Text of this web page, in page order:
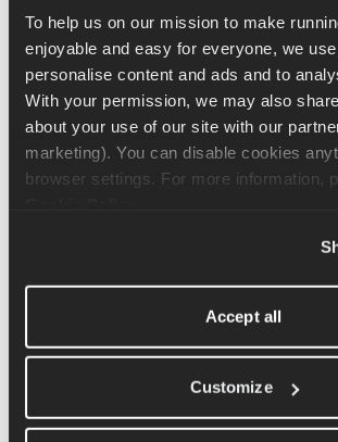
To help us on our mission to make
enjoyable and easy for everyone, we
personalise content and ads and to
With your permission, we may also
about your use of our site with our
marketing). You can disable cookies
Accept all
Customize
confortavelmente na sua mão sem
Opções de armazenamento: Alguns
bolsas com zíper para géis, chaves ou um
Acesso rápido à água: Você não
cinto - basta apertar e beber enquanto
Se você estiver correndo em clima quente ou
Shorts de corrida com
Muitas marcas agora projetam shorts de
armazenamento embutido - ideal para
carregar a nutrição sem equipamentos extras.
armazenamento do que os shorts de corrida